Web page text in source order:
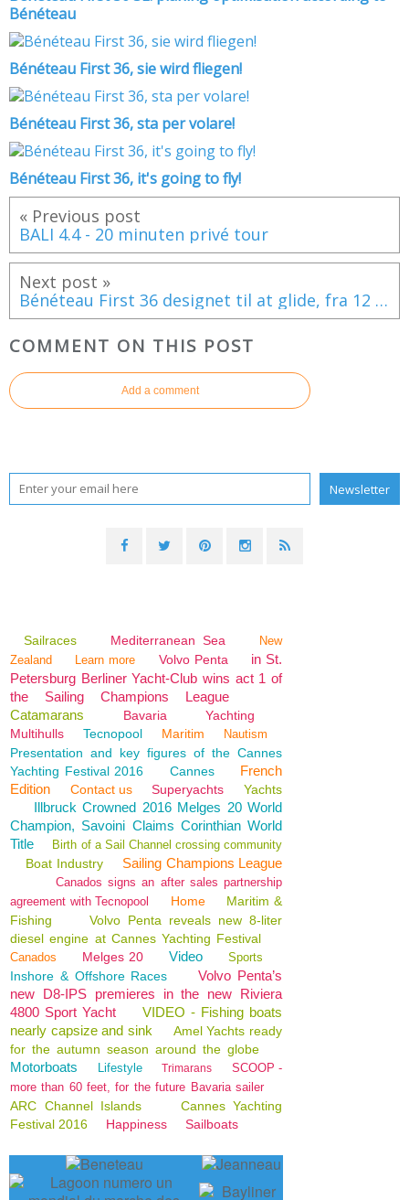
Bénéteau
Bénéteau First 36, sie wird fliegen!
Bénéteau First 36, sta per volare!
Bénéteau First 36, it's going to fly!
« Previous post
BALI 4.4 - 20 minuten privé tour
Next post »
Bénéteau First 36 designet til at glide, fra 12 knob vind!
COMMENT ON THIS POST
Add a comment
Sailraces Mediterranean Sea
New
Zealand
Learn more Volvo Penta
in St.
Petersburg Berliner Yacht-Club wins act 1 of
the Sailing Champions League
Catamarans
Bavaria
Yachting
Multihulls
Tecnopool Maritim Nautism
Presentation and key figures of the Cannes
Yachting Festival 2016
Cannes
French
Edition
Contact us Superyachts Yachts
Illbruck Crowned 2016 Melges 20 World
Champion, Savoini Claims Corinthian World
Title
Birth of a Sail Channel crossing community
Boat Industry Sailing Champions League
Canados signs an after sales partnership
agreement with Tecnopool
Home
Maritim &
Fishing
Volvo Penta reveals new 8-liter
diesel engine at Cannes Yachting Festival
Canados Melges 20 Video Sports
Inshore & Offshore Races
Volvo Penta’s
new D8-IPS premieres in the new Riviera
4800 Sport Yacht
VIDEO - Fishing boats
nearly capsize and sink
Amel Yachts ready
for the autumn season around the globe
Motorboats Lifestyle Trimarans
SCOOP -
more than 60 feet, for the future Bavaria sailer
ARC Channel Islands
Cannes Yachting
Festival 2016
Happiness Sailboats